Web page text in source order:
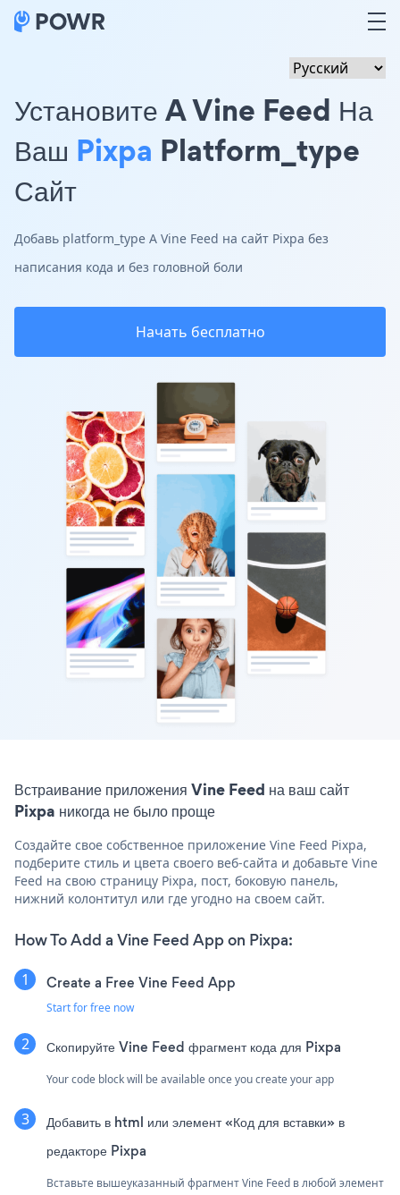
Установите A Vine Feed На
Ваш Pixpa Platform_type
Сайт
Добавь platform_type A Vine Feed на сайт Pixpa без
написания кода и без головной боли
Начать бесплатно
Встраивание приложения Vine Feed на ваш сайт
Pixpa никогда не было проще
Создайте свое собственное приложение Vine Feed Pixpa,
подберите стиль и цвета своего веб-сайта и добавьте Vine
Feed на свою страницу Pixpa, пост, боковую панель,
нижний колонтитул или где угодно на своем сайт.
How To Add a Vine Feed App on Pixpa:
Create a Free Vine Feed App
Start for free now
Скопируйте Vine Feed фрагмент кода для Pixpa
Your code block will be available once you create your app
Добавить в html или элемент «Код для вставки» в
редакторе Pixpa
Вставьте вышеуказанный фрагмент Vine Feed в любой элемент